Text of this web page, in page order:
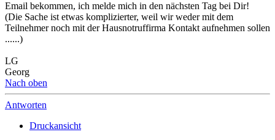
Email bekommen, ich melde mich in den nächsten Tag bei Dir!
(Die Sache ist etwas komplizierter, weil wir weder mit dem
Teilnehmer noch mit der Hausnotruffirma Kontakt aufnehmen sollen
......)
LG
Georg
Nach oben
Antworten
Druckansicht